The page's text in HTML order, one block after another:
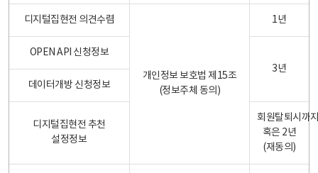
디지털집현전 의견수렴
개인정보 보호법 제15조
(정보주체 동의)
1년
OPEN API 신청정보
3년
데이터개방 신청정보
디지털집현전 추천
설정정보
회원탈퇴시까
혹은 2년
(재동의)